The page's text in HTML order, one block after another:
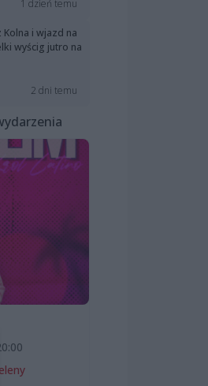
1 dzień temu
Kolna i wjazd na
wyścig jutro na
2 dni temu